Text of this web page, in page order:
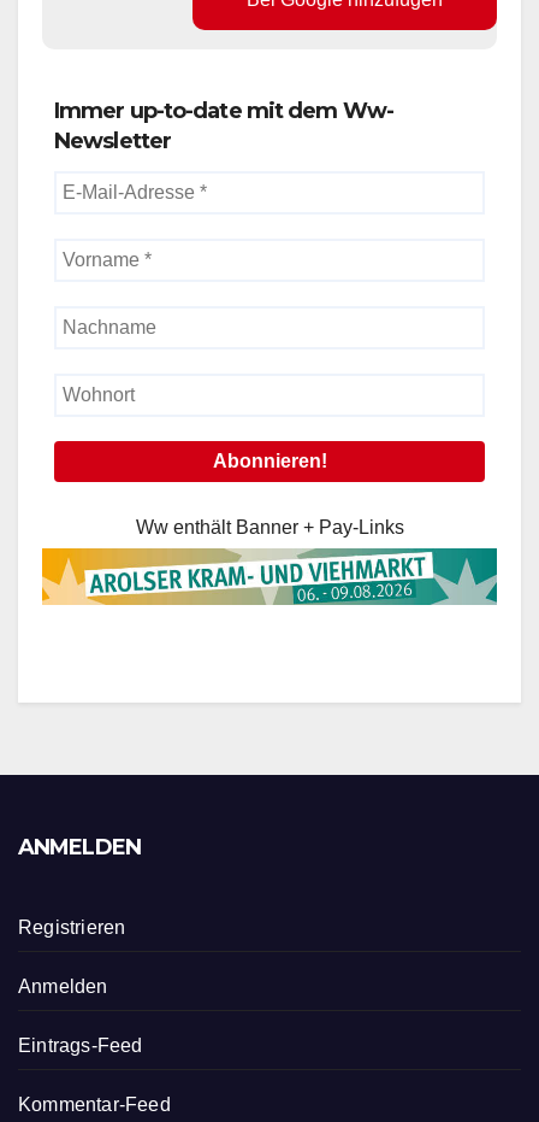
Immer up-to-date mit dem Ww-
Newsletter
Ww enthält Banner + Pay-Links
ANMELDEN
Registrieren
Anmelden
Eintrags-Feed
Kommentar-Feed